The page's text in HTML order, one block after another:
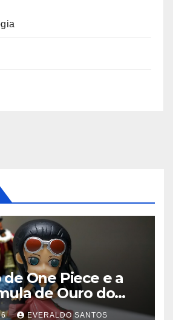
One Piece e a
de Ouro do
EVERALDO SANTOS